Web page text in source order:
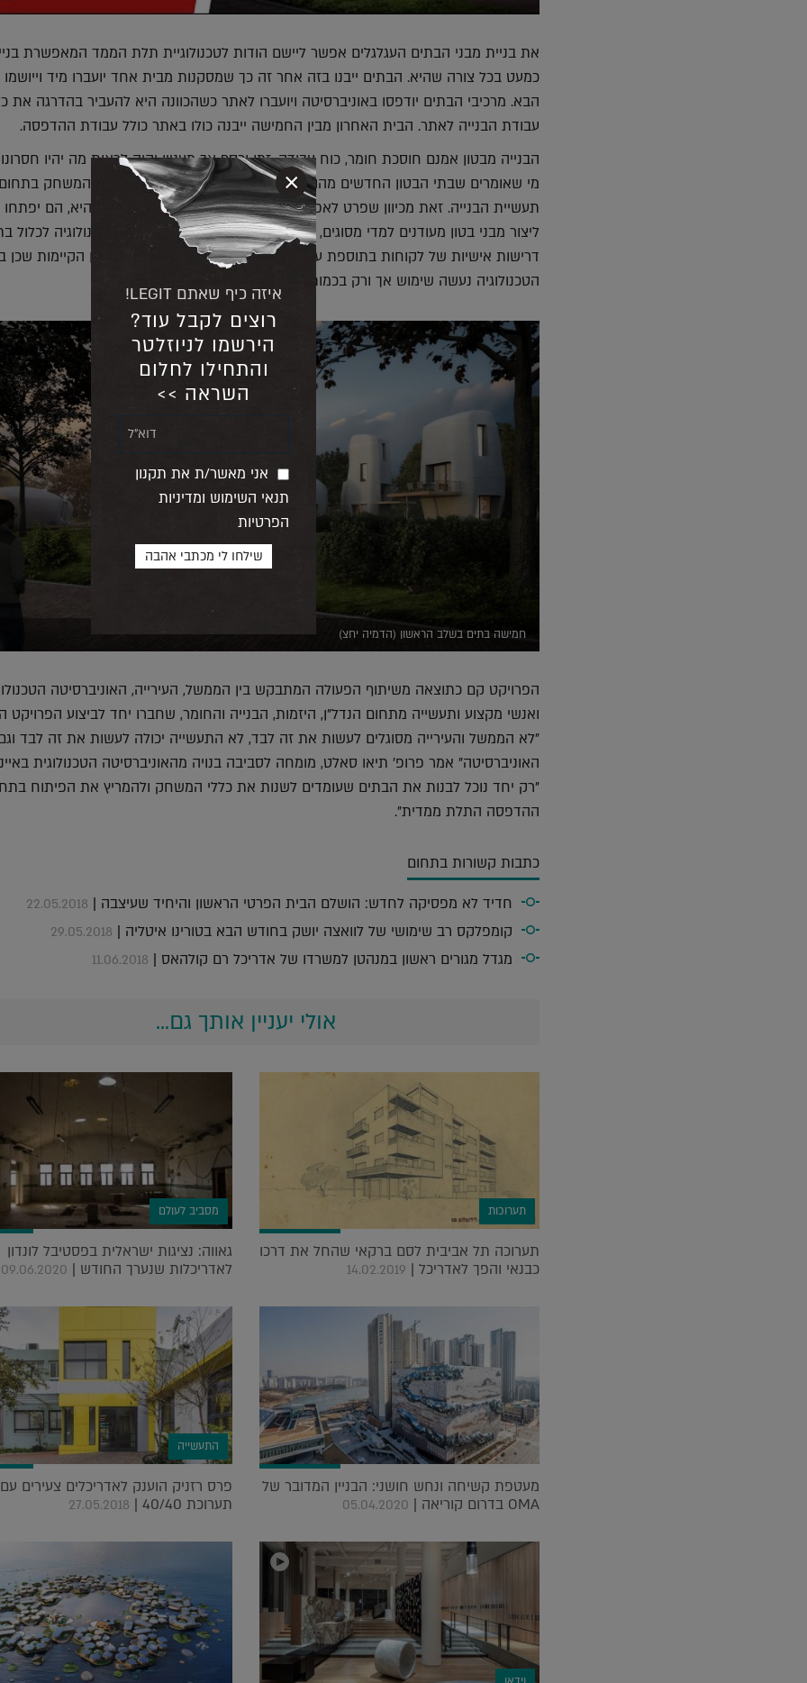
את בניית מבני הבתים העגלגלים אפשר ליישם הודות לטכנולוגיית תלת הממד המאפשרת
כמעט בכל צורה שהיא. הבתים ייבנו בזה אחר זה כך שמסקנות מבית אחד יועברו מיד
הבא. מרכיבי הבתים יודפסו באוניברסיטה ויועברו לאתר כשהכוונה היא להעביר בהדרגה את
עבודת הבנייה לאתר. הבית האחרון מבין החמישה ייבנה כולו באתר כולל עבודת ההדפסה.
הבנייה מבטון אמנם חוסכת חומר, כוח עבודה, זמן וכסף אך מעניין יהיה לראות מה יהיו
מי שאומרים שבתי הבטון החדשים מהווים בהחלט פוטנציאל לשנות את חוקי המשחק
תעשיית הבנייה. זאת מכיוון שפרט לאפשרות לתכנן מבנים כמעט בכל צורה שהיא, הם
ליצור מבני בטון מעודנים למדי מסוגים, איכויות וגוונים שונים. עוד תאפשר הטכנולוגיה לכלול
דרישות אישיות של לקוחות בתוספת עלות מזערית בלבד. יתרון נוסף הוא עניין הקיימות שכן
הטכנולוגיה נעשה שימוש אך ורק בכמות החומר הנדרשת בכל בית.
חמישה בתים בשלב הראשון (הדמיה יחצ)
הפרויקט קם כתוצאה משיתוף הפעולה המתבקש בין הממשל, העירייה, האוניברסיטה
ואנשי מקצוע ותעשייה מתחום הנדל"ן, היזמות, הבנייה והחומר, שחברו יחד לביצוע הפרויקט
"לא הממשל והעירייה מסוגלים לעשות את זה לבד, לא התעשייה יכולה לעשות את זה לבד
האוניברסיטה" אמר פרופ' תיאו סאלט, מומחה לסביבה בנויה מהאוניברסיטה הטכנולוגית
"רק יחד נוכל לבנות את הבתים שעומדים לשנות את כללי המשחק ולהמריץ את הפיתוח
ההדפסה התלת ממדית".
כתבות קשורות בתחום
חדיד לא מפסיקה לחדש: הושלם הבית הפרטי הראשון והיחיד שעיצבה | 22.05.2018
קומפלקס רב שימושי של לוואצה יושק בחודש הבא בטורינו איטליה | 29.05.2018
מגדל מגורים ראשון במנהטן למשרדו של אדריכל רם קולהאס | 11.06.2018
אולי יעניין אותך גם...
תערוכות
תערוכה תל אביבית לסם ברקאי שהחל את דרכו
כבנאי והפך לאדריכל | 14.02.2019
מסביב לעולם
גאווה: נציגות ישראלית בפסטיבל לונדון
לאדריכלות שנערך החודש | 09.06.2020
מעטפת קשיחה ונחש חושני: הבניין המדובר של
OMA בדרום קוריאה |
05.04.2020
התעשייה
פרס רזניק הוענק לאדריכלים צעירים
תערוכת 40/40 |
27.05.2018
איזה כיף שאתם LEGIT!
רוצים לקבל עוד?
הירשמו לניוזלטר
והתחילו לחלום
השראה >>
אני מאשר/ת את תקנון
תנאי השימוש ומדיניות
הפרטיות
×